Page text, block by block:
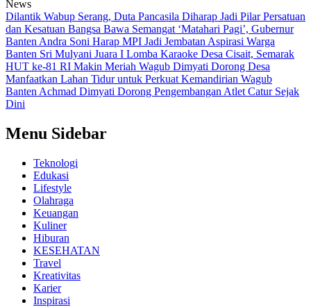
News
Dilantik Wabup Serang, Duta Pancasila Diharap Jadi Pilar Persatuan
dan Kesatuan Bangsa Bawa Semangat ‘Matahari Pagi’, Gubernur
Banten Andra Soni Harap MPI Jadi Jembatan Aspirasi Warga
Banten Sri Mulyani Juara I Lomba Karaoke Desa Cisait, Semarak
HUT ke-81 RI Makin Meriah Wagub Dimyati Dorong Desa
Manfaatkan Lahan Tidur untuk Perkuat Kemandirian Wagub
Banten Achmad Dimyati Dorong Pengembangan Atlet Catur Sejak
Dini
Menu Sidebar
Teknologi
Edukasi
Lifestyle
Olahraga
Keuangan
Kuliner
Hiburan
KESEHATAN
Travel
Kreativitas
Karier
Inspirasi